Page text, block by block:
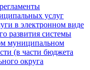
услуг
в электронном виде
развития системы
муниципальном
(в части бюджета
округа